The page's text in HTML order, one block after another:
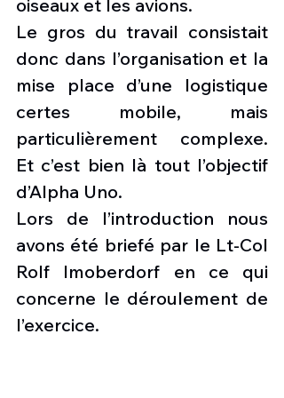
oiseaux et les avions.
Le gros du travail consistait
donc dans l’organisation et la
mise place d’une logistique
certes mobile, mais
particulièrement complexe.
Et c’est bien là tout l’objectif
d’Alpha Uno.
Lors de l’introduction nous
avons été briefé par le Lt-Col
Rolf Imoberdorf en ce qui
concerne le déroulement de
l’exercice.